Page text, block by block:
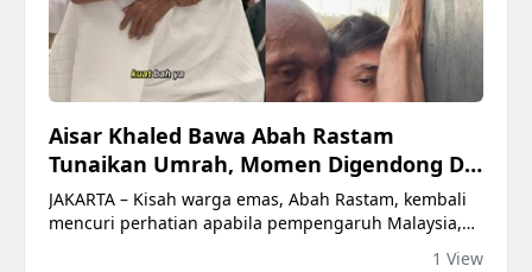
Aisar Khaled Bawa Abah Rastam
Tunaikan Umrah, Momen Digendong Di
Tanah Suci Buat Ramai Tersentuh
JAKARTA – Kisah warga emas, Abah Rastam, kembali
mencuri perhatian apabila pempengaruh Malaysia,
Aisar Khaled, membawa beliau menunaikan ibadah
1 View